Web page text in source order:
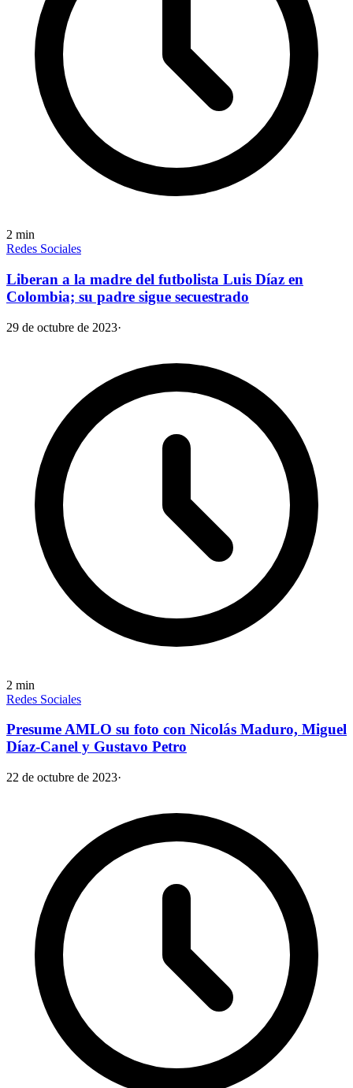
2 min
Redes Sociales
Liberan a la madre del futbolista Luis Díaz en
Colombia; su padre sigue secuestrado
29 de octubre de 2023·
2 min
Redes Sociales
Presume AMLO su foto con Nicolás Maduro, Miguel
Díaz-Canel y Gustavo Petro
22 de octubre de 2023·